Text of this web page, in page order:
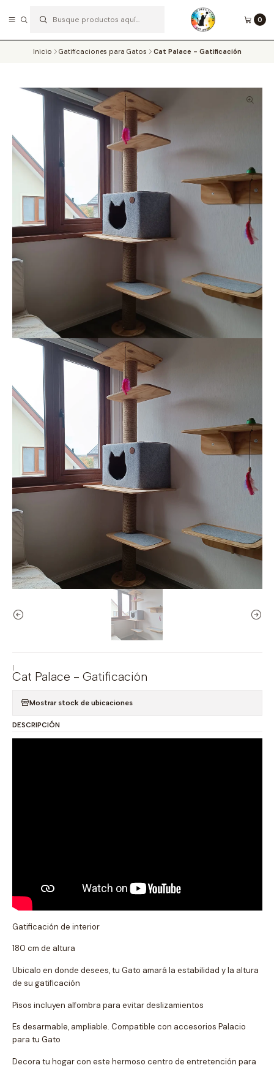
0
SOMOS EXPERTOS EN EL ENRIQUECIMIENTO AMBIENTAL DE LOS MICHIS Leer más
Inicio Gatificaciones para Gatos Cat Palace - Gatificación
|
Cat Palace - Gatificación
Mostrar stock de ubicaciones
DESCRIPCIÓN
Gatificación de interior
180 cm de altura
Ubicalo en donde desees, tu Gato amará la estabilidad y la altura
de su gatificación
Pisos incluyen alfombra para evitar deslizamientos
Es desarmable, ampliable. Compatible con accesorios Palacio
para tu Gato
Decora tu hogar con este hermoso centro de entretención para